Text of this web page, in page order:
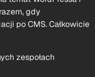
Naprawdę
gdy
po CMS. Całkowicie